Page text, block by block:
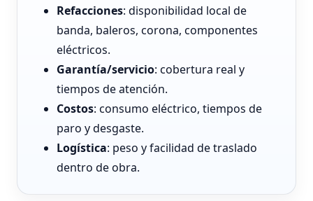
Refacciones: disponibilidad local de
banda, baleros, corona, componentes
eléctricos.
Garantía/servicio: cobertura real y
tiempos de atención.
Costos: consumo eléctrico, tiempos de
paro y desgaste.
Logística: peso y facilidad de traslado
dentro de obra.